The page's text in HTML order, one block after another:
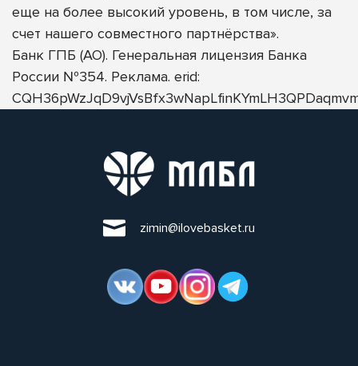
еще на более высокий уровень, в том числе, за
счет нашего совместного партнёрства».
Банк ГПБ (АО). Генеральная лицензия Банка
России №354. Реклама. erid:
zimin@ilovebasket.ru